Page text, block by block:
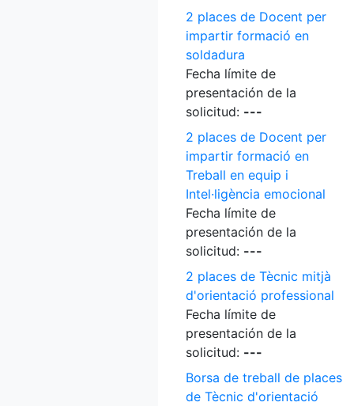
2 places de Docent per
impartir formació en
soldadura
Fecha límite de
presentación de la
solicitud: ---
2 places de Docent per
impartir formació en
Treball en equip i
Intel·ligència emocional
Fecha límite de
presentación de la
solicitud: ---
2 places de Tècnic mitjà
d'orientació professional
Fecha límite de
presentación de la
solicitud: ---
Borsa de treball de places
de Tècnic d'orientació